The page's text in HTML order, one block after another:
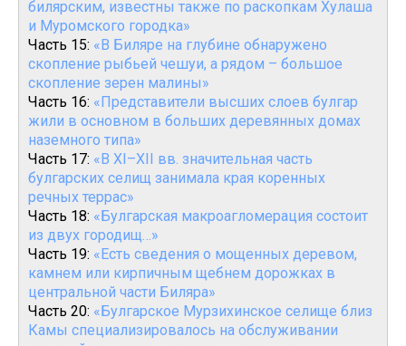
билярским, известны также по раскопкам Хулаша
и Муромского городка»
Часть 15: «В Биляре на глубине обнаружено
скопление рыбьей чешуи, а рядом – большое
скопление зерен малины»
Часть 16: «Представители высших слоев булгар
жили в основном в больших деревянных домах
наземного типа»
Часть 17: «В XI–XII вв. значительная часть
булгарских селищ занимала края коренных
речных террас»
Часть 18: «Булгарская макроагломерация состоит
из двух городищ…»
Часть 19: «Есть сведения о мощенных деревом,
камнем или кирпичным щебнем дорожках в
центральной части Биляра»
Часть 20: «Булгарское Мурзихинское селище близ
Камы специализировалось на обслуживании